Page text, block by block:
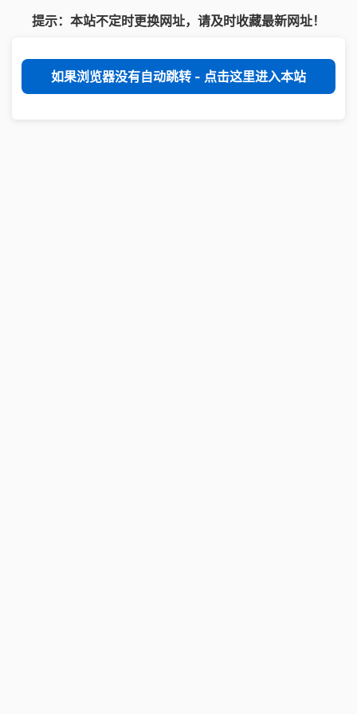
提示：本站不定时更换网址，请及时收藏最新网址！
如果浏览器没有自动跳转 - 点击这里进入本站